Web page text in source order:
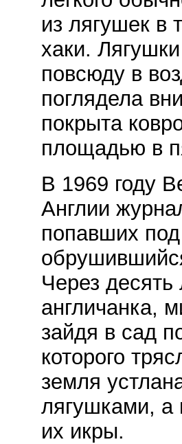
из лягушек в
хаки.
повсюду в
поглядела
покрыта
площадью в
В 1969 году
Англии
попавших
Через десять
англичанка,
зайдя в сад
которого
земля
лягушками, а
их икры.